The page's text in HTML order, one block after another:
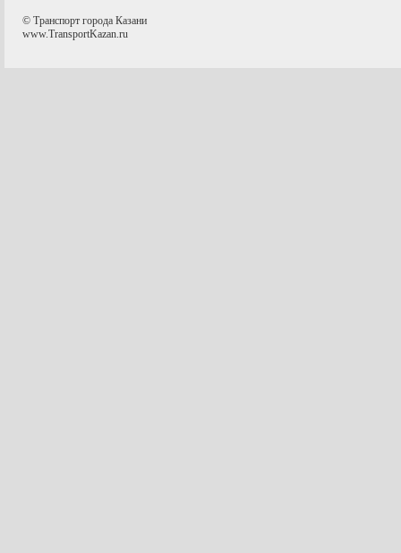
© Транспорт города Казани
www.TransportKazan.ru